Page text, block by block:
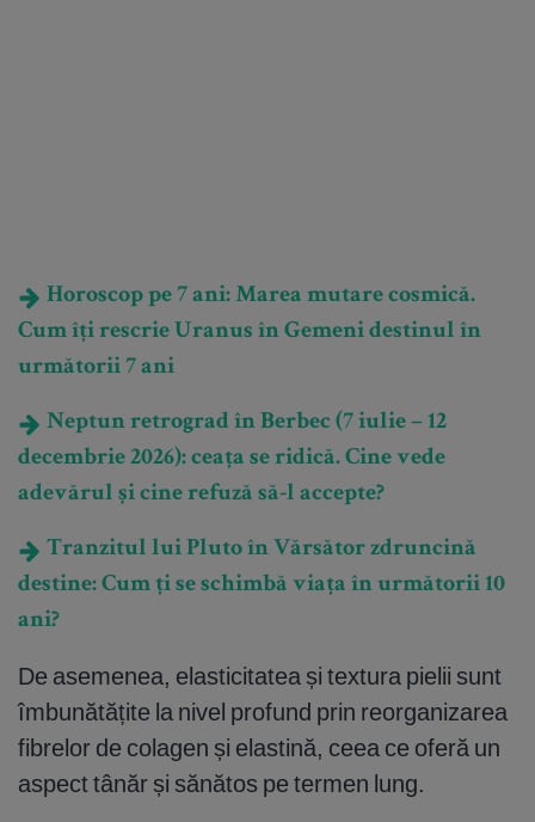
Horoscop pe 7 ani: Marea mutare cosmică.
Cum îți rescrie Uranus în Gemeni destinul în
următorii 7 ani
Neptun retrograd în Berbec (7 iulie – 12
decembrie 2026): ceața se ridică. Cine vede
adevărul și cine refuză să-l accepte?
Tranzitul lui Pluto în Vărsător zdruncină
destine: Cum ți se schimbă viața în următorii 10
ani?
De asemenea, elasticitatea și textura pielii sunt
îmbunătățite la nivel profund prin reorganizarea
fibrelor de colagen și elastină, ceea ce oferă un
aspect tânăr și sănătos pe termen lung.